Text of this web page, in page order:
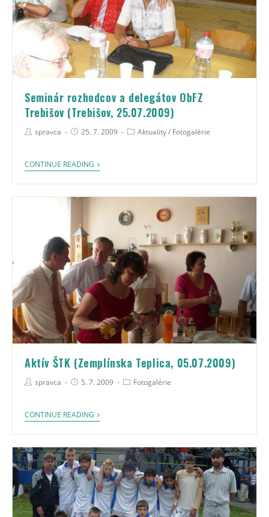
Seminár rozhodcov a delegátov ObFZ
Trebišov (Trebišov, 25.07.2009)
spravca 25. 7. 2009 Aktuality/ Fotogalérie
CONTINUE READING
Aktív ŠTK (Zemplínska Teplica, 05.07.2009)
spravca 5. 7. 2009 Fotogalérie
CONTINUE READING